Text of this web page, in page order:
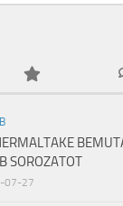
SOROZATOT
07-27